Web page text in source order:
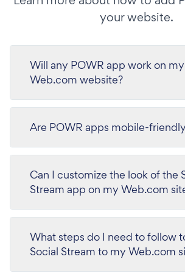
your website.
Will any POWR app work on my
Web.com website?
Are POWR apps mobile-
Can I customize the look of the
Stream app on my Web.com
What steps do I need to follow
Social Stream to my Web.com